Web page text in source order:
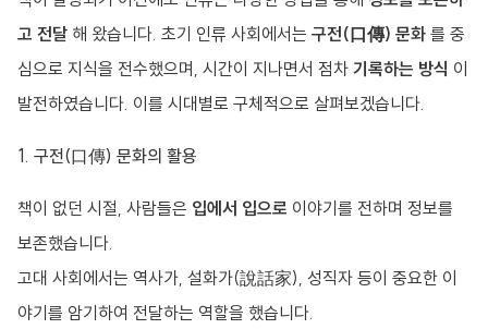
고 전달 해 왔습니다. 초기 인류 사회에서는 구전(口傳) 문화 를 중
심으로 지식을 전수했으며, 시간이 지나면서 점차 기록하는 방식 이
발전하였습니다. 이를 시대별로 구체적으로 살펴보겠습니다.
1. 구전(口傳) 문화의 활용
책이 없던 시절, 사람들은 입에서 입으로 이야기를 전하며 정보를
보존했습니다.
고대 사회에서는 역사가, 설화가(說話家), 성직자 등이 중요한 이
야기를 암기하여 전달하는 역할을 했습니다.